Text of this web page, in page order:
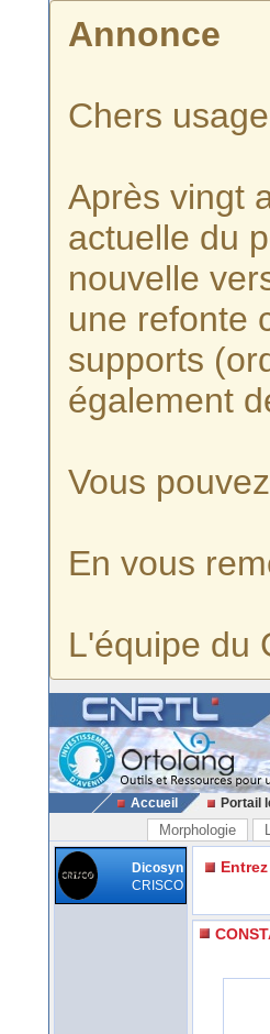
Annonce
Chers
Après vingt
actuelle du
nouvelle
une refonte
supports
également
Vous
En vous
L'équipe du
Accueil Portail
Morphologie
Dicosyn
CRISCO